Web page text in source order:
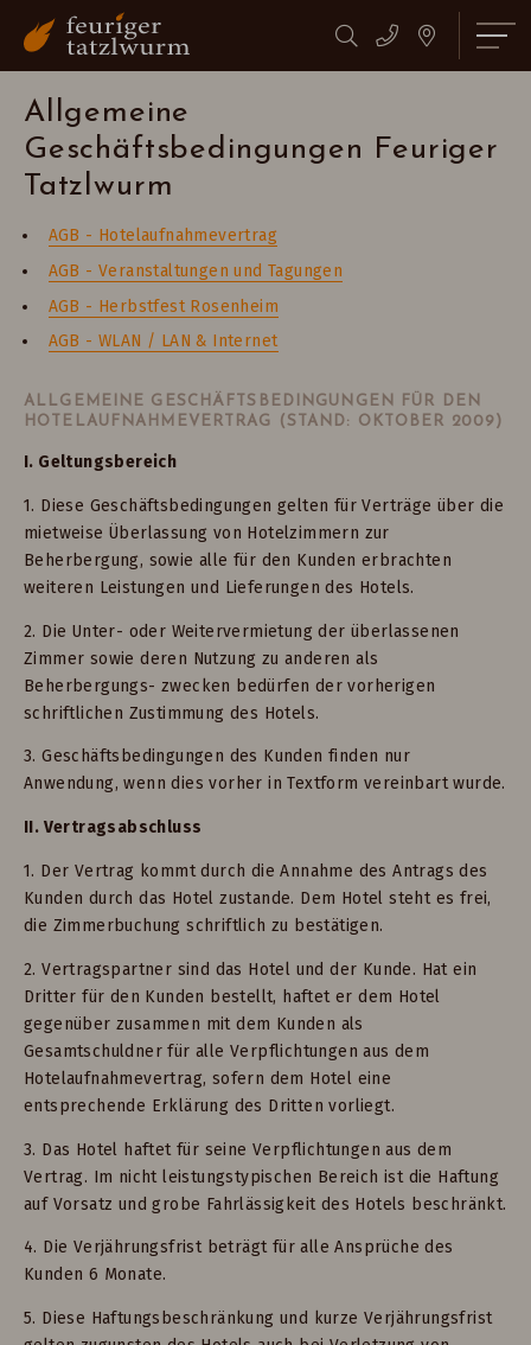
SOMMER 2026
Allgemeine
Geschäftsbedingungen Feuriger
Tatzlwurm
AGB - Hotelaufnahmevertrag
AGB - Veranstaltungen und Tagungen
AGB - Herbstfest Rosenheim
AGB - WLAN / LAN & Internet
ALLGEMEINE GESCHÄFTSBEDINGUNGEN FÜR DEN
HOTELAUFNAHMEVERTRAG (STAND: OKTOBER 2009)
I. Geltungsbereich
1. Diese Geschäftsbedingungen gelten für Verträge über die
mietweise Überlassung von Hotelzimmern zur
Beherbergung, sowie alle für den Kunden erbrachten
weiteren Leistungen und Lieferungen des Hotels.
2. Die Unter- oder Weitervermietung der überlassenen
Zimmer sowie deren Nutzung zu anderen als
Beherbergungs- zwecken bedürfen der vorherigen
schriftlichen Zustimmung des Hotels.
3. Geschäftsbedingungen des Kunden finden nur
Anwendung, wenn dies vorher in Textform vereinbart wurde.
II. Vertragsabschluss
1. Der Vertrag kommt durch die Annahme des Antrags des
Kunden durch das Hotel zustande. Dem Hotel steht es frei,
die Zimmerbuchung schriftlich zu bestätigen.
2. Vertragspartner sind das Hotel und der Kunde. Hat ein
Dritter für den Kunden bestellt, haftet er dem Hotel
gegenüber zusammen mit dem Kunden als
Gesamtschuldner für alle Verpflichtungen aus dem
Hotelaufnahmevertrag, sofern dem Hotel eine
entsprechende Erklärung des Dritten vorliegt.
3. Das Hotel haftet für seine Verpflichtungen aus dem
Vertrag. Im nicht leistungstypischen Bereich ist die Haftung
auf Vorsatz und grobe Fahrlässigkeit des Hotels beschränkt.
4. Die Verjährungsfrist beträgt für alle Ansprüche des
Kunden 6 Monate.
5. Diese Haftungsbeschränkung und kurze Verjährungsfrist